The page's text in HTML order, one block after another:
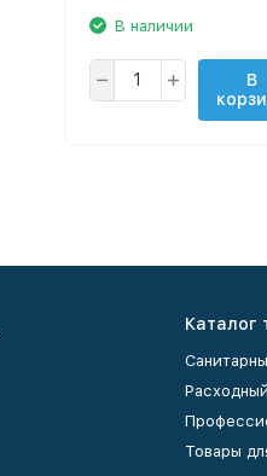
В наличии
В
Каталог
Товары